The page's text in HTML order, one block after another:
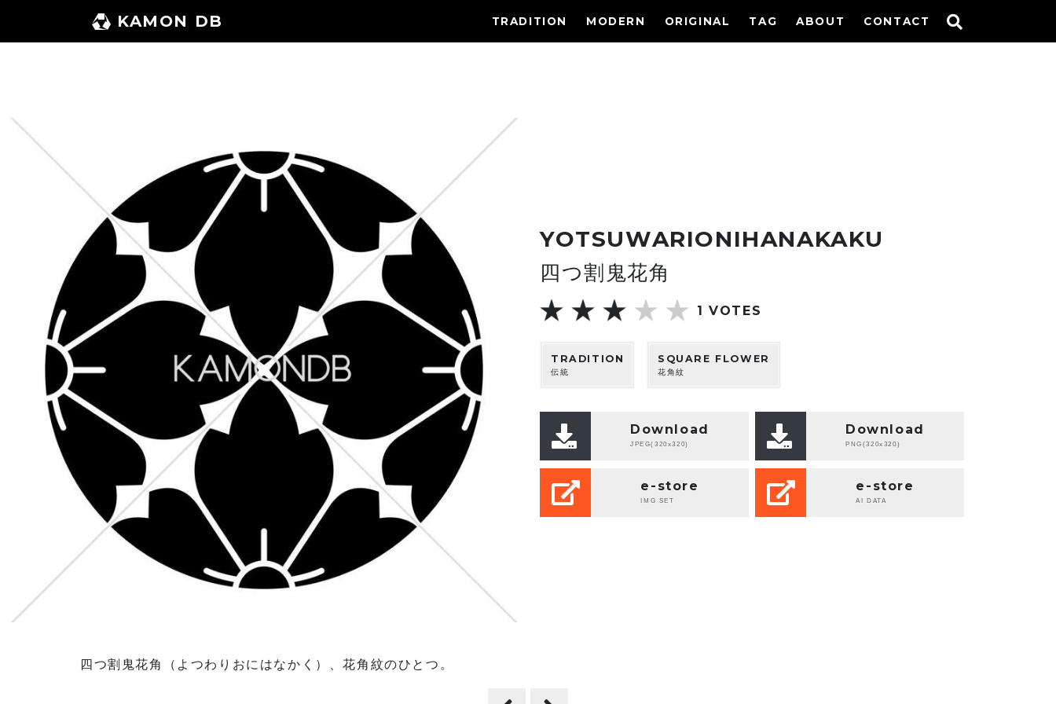
へ
KAMON DB TRADITION MODERN ORIGINAL TAG ABOUT CONTACT
YOTSUWARIONIHANAKAKU
四つ割鬼花角
1 VOTES
TRADITION
伝統
SQUARE FLOWER
花角紋
Download
JPEG(320x320)
Download
PNG(320x320)
e-store
IMG SET
e-store
AI DATA
四つ割鬼花角（よつわりおにはなかく）、花角紋のひとつ。